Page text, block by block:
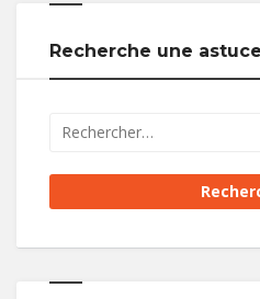
Recherche une